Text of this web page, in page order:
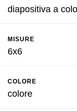
diapositiva a
MISURE
6x6
COLORE
colore